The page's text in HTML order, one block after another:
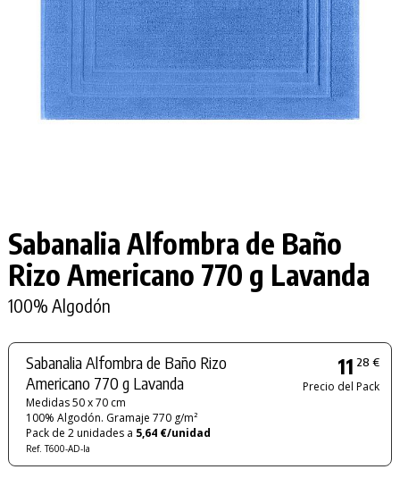
Sabanalia Alfombra de Baño
Rizo Americano 770 g Lavanda
100% Algodón
Sabanalia Alfombra de Baño Rizo
Americano 770 g Lavanda
Medidas 50 x 70 cm
100% Algodón. Gramaje 770 g/m²
Pack de 2 unidades a 5,64 €/unidad
Ref. T600-AD-la
11 28 €
Precio del Pack